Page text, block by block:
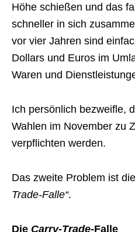
Höhe schießen und das
schneller in sich
vor vier Jahren sind
Dollars und Euros im
Waren und
Ich persönlich bezweifle,
Wahlen im November zu
verpflichten werden.
Das zweite Problem ist
Trade-Falle“.
Die Carry-Trade-Falle